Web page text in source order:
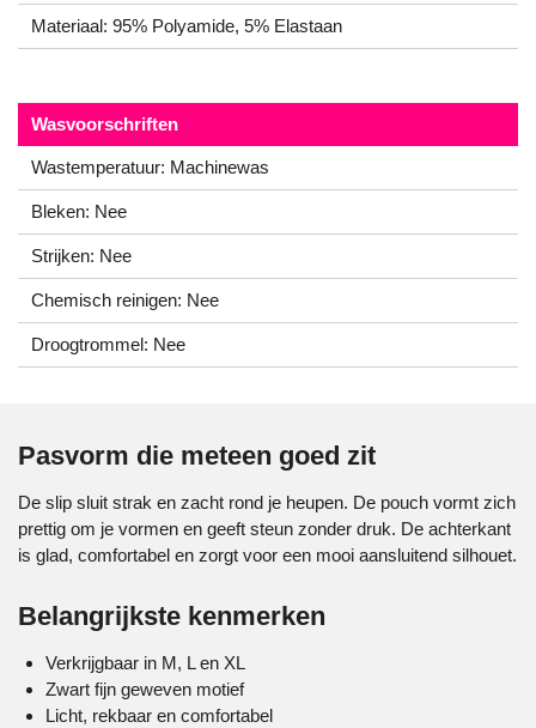
Materiaal: 95% Polyamide, 5% Elastaan
Wasvoorschriften
Wastemperatuur: Machinewas
Bleken: Nee
Strijken: Nee
Chemisch reinigen: Nee
Droogtrommel: Nee
Pasvorm die meteen goed zit
De slip sluit strak en zacht rond je heupen. De pouch vormt zich
prettig om je vormen en geeft steun zonder druk. De achterkant
is glad, comfortabel en zorgt voor een mooi aansluitend silhouet.
Belangrijkste kenmerken
Verkrijgbaar in M, L en XL
Zwart fijn geweven motief
Licht, rekbaar en comfortabel